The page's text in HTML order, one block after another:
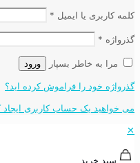
کلمه کاربری یا ایمیل *
گذرواژه *
مرا به خاطر بسپار ورود
گذرواژه خود را فراموش کرده اید؟
می خواهید یک حساب کاربری ایجاد
✕
سبد خرید